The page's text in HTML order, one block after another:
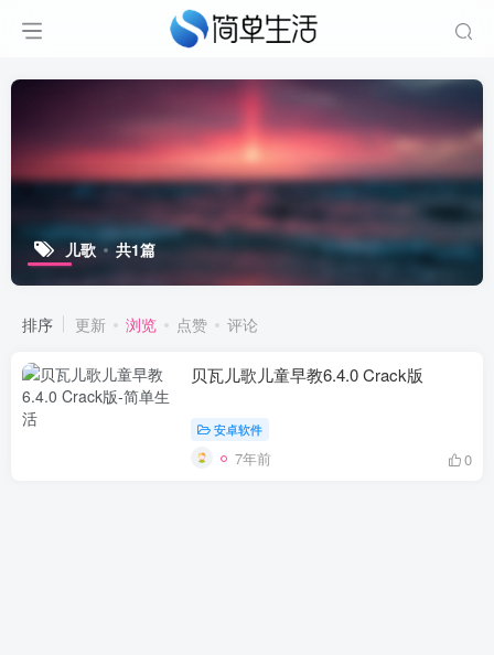
儿歌 共1篇
排序 更新 浏览 点赞 评论
贝瓦儿歌儿童早教6.4.0 Crack版
安卓软件
7年前 0